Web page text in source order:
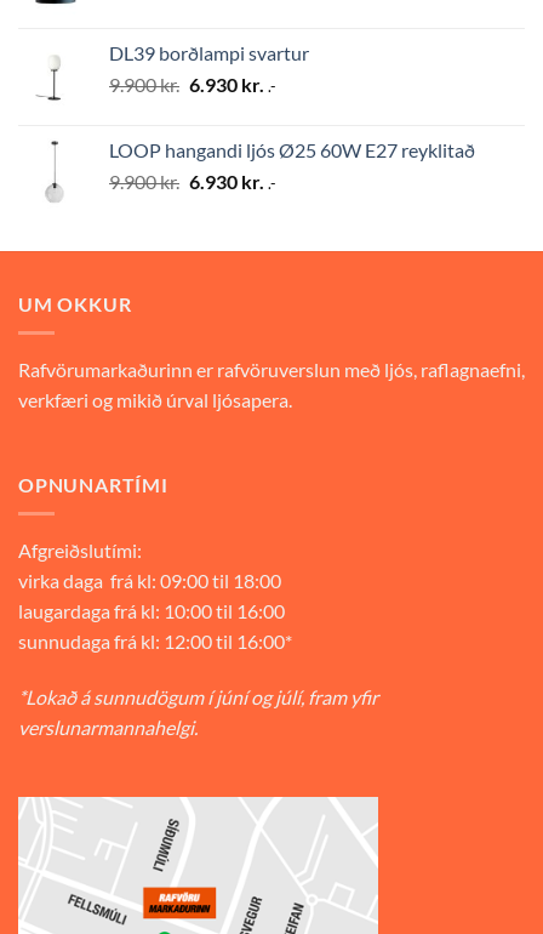
12.900 kr..9.030 kr..
DL39 borðlampi svartur
9.900kr. Original
9.900 kr..
6.930 kr. Current
6.930 kr..
.-
LOOP hangandi ljós Ø25 60W E27 reyklitað
9.900kr. Original
9.900 kr..
6.930 kr. Current
6.930 kr..
.-
UM OKKUR
Rafvörumarkaðurinn er rafvöruverslun með ljós, raflagnaefni,
verkfæri og mikið úrval ljósapera.
OPNUNARTÍMI
Afgreiðslutími:
virka daga frá kl: 09:00 til 18:00
laugardaga frá kl: 10:00 til 16:00
sunnudaga frá kl: 12:00 til 16:00*
*Lokað á sunnudögum í júní og júlí, fram yfir
verslunarmannahelgi.